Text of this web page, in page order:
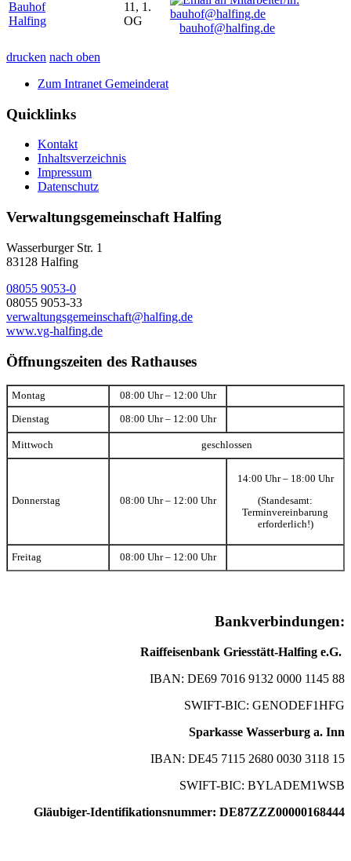
Bauhof
Halfing
11, 1.
OG
bauhof@halfing.de
drucken nach oben
Zum Intranet Gemeinderat
Quicklinks
Kontakt
Inhaltsverzeichnis
Impressum
Datenschutz
Verwaltungsgemeinschaft Halfing
Wasserburger Str. 1
83128 Halfing
08055 9053-0
08055 9053-33
verwaltungsgemeinschaft@halfing.de
www.vg-halfing.de
Öffnungszeiten des Rathauses
Montag 08:00 Uhr – 12:00 Uhr
Dienstag 08:00 Uhr – 12:00 Uhr
Mittwoch geschlossen
Donnerstag 08:00 Uhr – 12:00 Uhr
14:00 Uhr – 18:00 Uhr
(Standesamt:
Terminvereinbarung
erforderlich!)
Freitag 08:00 Uhr – 12:00 Uhr
Bankverbindungen:
Raiffeisenbank Griesstätt-Halfing e.G.
IBAN: DE69 7016 9132 0000 1145 88
SWIFT-BIC: GENODEF1HFG
Sparkasse Wasserburg a. Inn
IBAN: DE45 7115 2680 0030 3118 15
SWIFT-BIC: BYLADEM1WSB
Gläubiger-Identifikationsnummer: DE87ZZZ00000168444